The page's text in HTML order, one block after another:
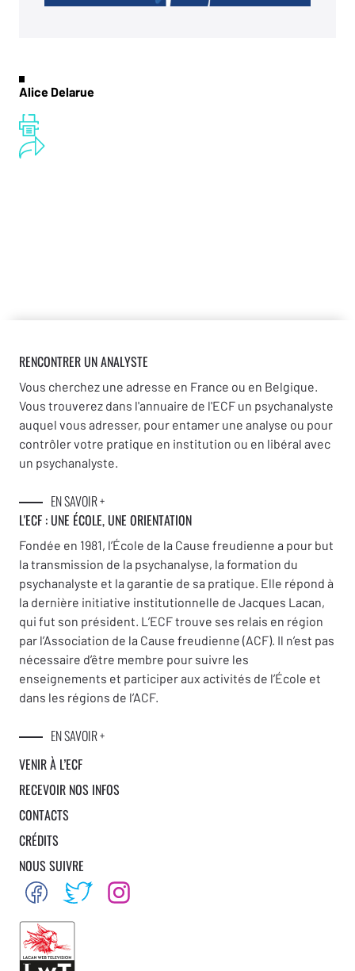
Alice Delarue
RENCONTRER UN ANALYSTE
Vous cherchez une adresse en France ou en Belgique.
Vous trouverez dans l'annuaire de l'ECF un psychanalyste
auquel vous adresser, pour entamer une analyse ou pour
contrôler votre pratique en institution ou en libéral avec
un psychanalyste.
EN SAVOIR +
L'ECF : UNE ÉCOLE, UNE ORIENTATION
Fondée en 1981, l’École de la Cause freudienne a pour but
la transmission de la psychanalyse, la formation du
psychanalyste et la garantie de sa pratique. Elle répond à
la dernière initiative institutionnelle de Jacques Lacan,
qui fut son président. L’ECF trouve ses relais en région
par l’Association de la Cause freudienne (ACF). Il n’est pas
nécessaire d’être membre pour suivre les
enseignements et participer aux activités de l’École et
dans les régions de l’ACF.
EN SAVOIR +
VENIR À L’ECF
RECEVOIR NOS INFOS
CONTACTS
CRÉDITS
NOUS SUIVRE